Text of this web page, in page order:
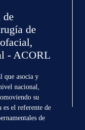
de
de
- ACORL
que asocia y
nacional,
su
es el referente de
de